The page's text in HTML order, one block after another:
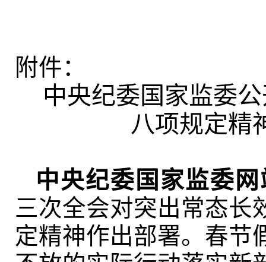
附件：
中央纪委国家监委
八项规定精
中央纪委国家监委网
三次全会对突出常态长
定精神作出部署。春节